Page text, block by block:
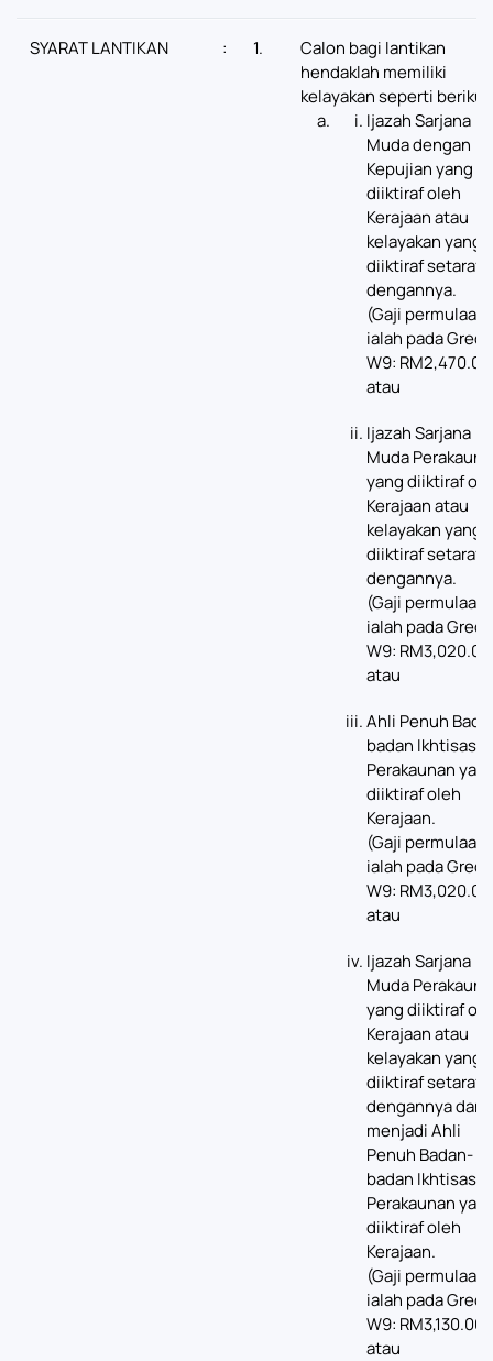
SYARAT LANTIKAN : 1.
Calon bagi lantikan
hendaklah memiliki
kelayakan seperti
Ijazah Sarjana
Muda dengan
Kepujian yang
diiktiraf oleh
Kerajaan atau
kelayakan yang
diiktiraf setaraf
dengannya.
(Gaji permulaan
ialah pada Gred
W9:
atau
Ijazah Sarjana
Muda
yang diiktiraf
Kerajaan atau
kelayakan yang
diiktiraf setaraf
dengannya.
(Gaji permulaan
ialah pada Gred
W9:
atau
Ahli Penuh
badan Ikhtisas
Perakaunan
diiktiraf oleh
Kerajaan.
(Gaji permulaan
ialah pada Gred
W9:
atau
Ijazah Sarjana
Muda
yang diiktiraf
Kerajaan atau
kelayakan yang
diiktiraf setaraf
dengannya dan
menjadi Ahli
Penuh Badan-
badan Ikhtisas
Perakaunan
diiktiraf oleh
Kerajaan.
(Gaji permulaan
ialah pada Gred
W9:
atau